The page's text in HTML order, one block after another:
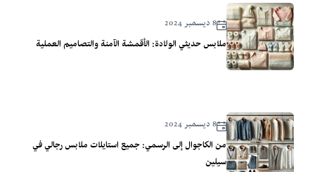
8 ديسمبر 2024
ملابس حديثي الولادة: الأقمشة الآمنة والتصاميم العملية
8 ديسمبر 2024
من الكاجوال إلى الرسمي: جميع استايلات ملابس رجالي في
سيلين